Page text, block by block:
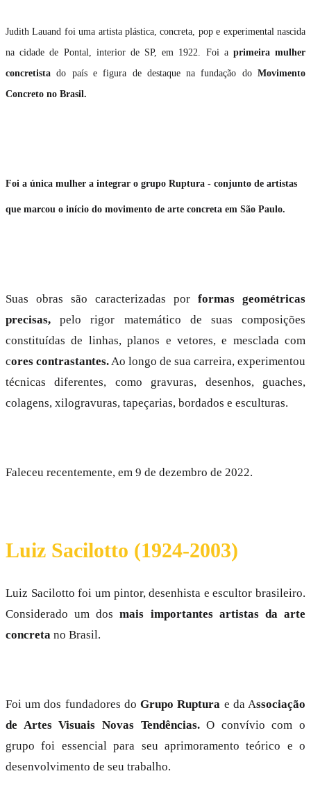
Judith Lauand foi uma artista plástica, concreta, pop e experimental nascida
na cidade de Pontal, interior de SP, em 1922. Foi a primeira mulher
concretistado país e figura de destaque na fundação doMovimento
Concreto no Brasil.
Foi a única mulher a integrar o grupo Ruptura - conjunto de artistas
que marcou o início do movimento de arte concreta em São Paulo.
Suas obras são caracterizadas por formas geométricas
precisas, pelo rigor matemático de suas composições
constituídas de linhas, planos e vetores, e mesclada com
cores contrastantes. Ao longo de sua carreira, experimentou
técnicas diferentes, como gravuras, desenhos, guaches,
colagens, xilogravuras, tapeçarias, bordados e esculturas.
Faleceu recentemente, em 9 de dezembro de 2022.
Luiz Sacilotto (1924-2003)
Luiz Sacilotto foi um pintor, desenhista e escultor brasileiro.
Considerado um dosmais importantes artistas da arte
concreta no Brasil.
Foi um dos fundadores do Grupo Ruptura e da Associação
de Artes Visuais Novas Tendências.O convívio com o
grupo foi essencial para seu aprimoramento teórico e o
desenvolvimento de seu trabalho.